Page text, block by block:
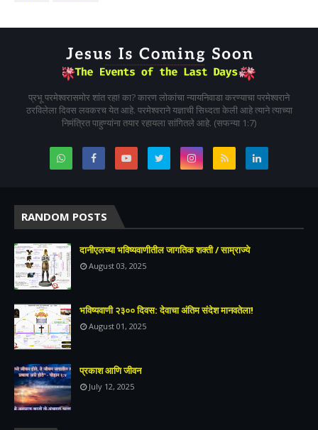
प्रभू परमेश्वरासमोर शांत रहा! का? कारण लोकांचा न्यायनिवाडा करण्याचा परमेश्वराने
ठरविलेला दिवस लवकरच येत आहे. परमेश्वराने यज्ञाची सिध्दता केली आहे त्याने त्याच्या
निमंत्रित पाहुण्यांना तयार रहायला सांगितले आहे. (सफन्या 1:7)
RANDOM POSTS
दानीएलच्या भविष्यवाणीतील जागतिक शक्ती / साम्राज्ये
August 03, 2025
भविष्यवाणी २३०० दिवस: देवाचा अंतिम संदेश मानवतेला!
August 01, 2025
प्रकाश आणि जीवन
July 12, 2025